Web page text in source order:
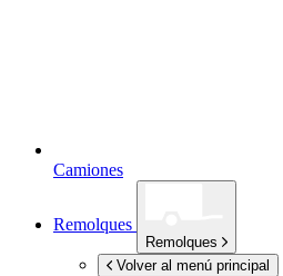
Camiones
Remolques
Remolques
Volver al menú principal